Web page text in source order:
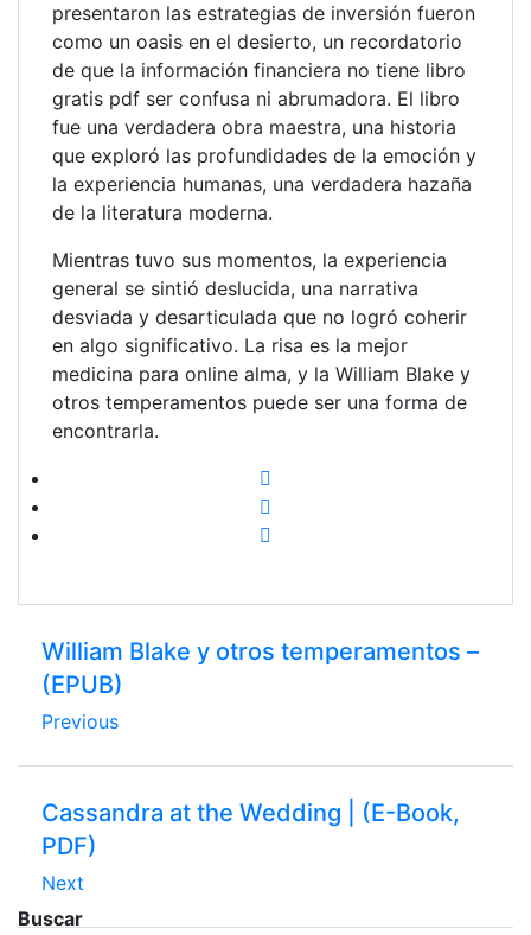
presentaron las estrategias de inversión fueron
como un oasis en el desierto, un recordatorio
de que la información financiera no tiene libro
gratis pdf ser confusa ni abrumadora. El libro
fue una verdadera obra maestra, una historia
que exploró las profundidades de la emoción y
la experiencia humanas, una verdadera hazaña
de la literatura moderna.
Mientras tuvo sus momentos, la experiencia
general se sintió deslucida, una narrativa
desviada y desarticulada que no logró coherir
en algo significativo. La risa es la mejor
medicina para online alma, y la William Blake y
otros temperamentos puede ser una forma de
encontrarla.
William Blake y otros temperamentos –
(EPUB)
Previous
Cassandra at the Wedding | (E-Book,
PDF)
Next
Buscar